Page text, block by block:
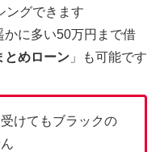
ングできます
に多い50万円まで借
とめローン 」も可能です
けてもブラックの